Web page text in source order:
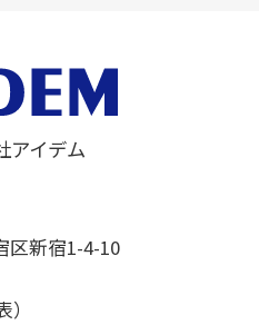
アイデム
新宿1-4-10